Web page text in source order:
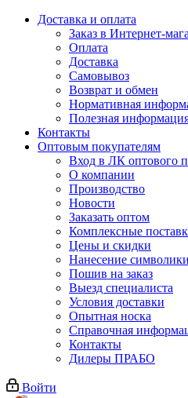
Доставка и оплата
Заказ в Интернет-
Оплата
Доставка
Самовывоз
Возврат и обмен
Нормативная
Полезная
Контакты
Оптовым покупателям
Вход в ЛК оптового
О компании
Производство
Новости
Заказать оптом
Комплексные
Цены и скидки
Нанесение символики
Пошив на заказ
Выезд специалиста
Условия доставки
Опытная носка
Справочная
Контакты
Дилеры ПРАБО
Войти